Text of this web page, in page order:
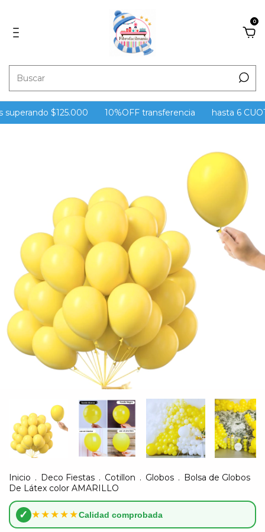
0
$125.000 10%OFF transferencia hasta 6
Inicio . Deco Fiestas . Cotillon . Globos . Bolsa de Globos
De Látex color AMARILLO
✓ ★★★★★Calidad comprobada